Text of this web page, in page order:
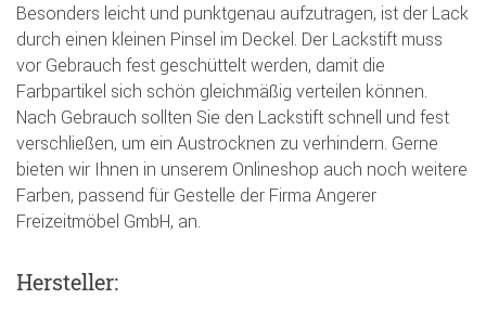
Besonders leicht und punktgenau aufzutragen, ist der Lack
durch einen kleinen Pinsel im Deckel. Der Lackstift muss
vor Gebrauch fest geschüttelt werden, damit die
Farbpartikel sich schön gleichmäßig verteilen können.
Nach Gebrauch sollten Sie den Lackstift schnell und fest
verschließen, um ein Austrocknen zu verhindern. Gerne
bieten wir Ihnen in unserem Onlineshop auch noch weitere
Farben, passend für Gestelle der Firma Angerer
Freizeitmöbel GmbH, an.
Hersteller: